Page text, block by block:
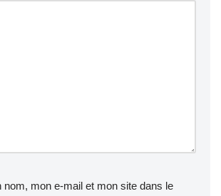
nom, mon e-mail et mon site dans le